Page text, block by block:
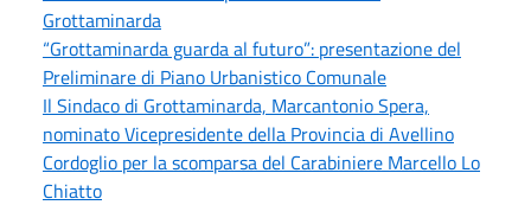
Grottaminarda
“Grottaminarda guarda al futuro”: presentazione del
Preliminare di Piano Urbanistico Comunale
Il Sindaco di Grottaminarda, Marcantonio Spera,
nominato Vicepresidente della Provincia di Avellino
Cordoglio per la scomparsa del Carabiniere Marcello Lo
Chiatto